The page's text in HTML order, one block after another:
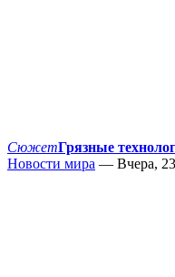
СюжетГрязные
Новости мира — Вчера,